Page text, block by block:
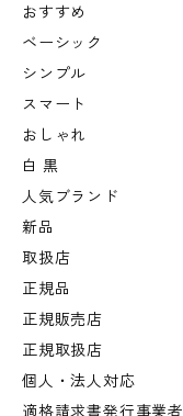
おすすめ
ベーシック
シンプル
スマート
おしゃれ
白 黒
人気ブランド
新品
取扱店
正規品
正規販売店
正規取扱店
個人・法人対応
適格請求書発行事業者